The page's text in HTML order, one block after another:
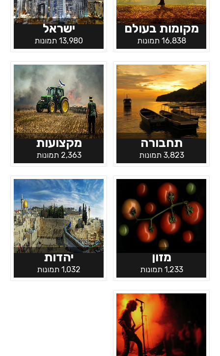
מקומות בעולם
16,838 תמונות
ישראל
13,980 תמונות
תחבורה
3,823 תמונות
מקצועות
2,363 תמונות
מזון
1,233 תמונות
יהדות
1,032 תמונות